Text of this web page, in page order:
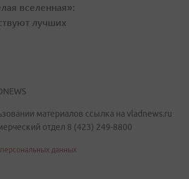
вселенная»:
лучших
материалов ссылка на vladnews.ru
отдел 8 (423) 249-8800
данных